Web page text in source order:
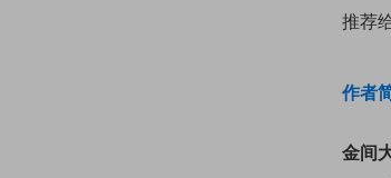
推荐
作者
金间